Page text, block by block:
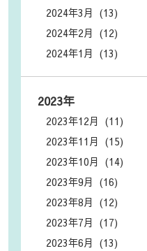
2024年3月 (13)
2024年2月 (12)
2024年1月 (13)
2023年
2023年12月 (11)
2023年11月 (15)
2023年10月 (14)
2023年9月 (16)
2023年8月 (12)
2023年7月 (17)
2023年6月 (13)